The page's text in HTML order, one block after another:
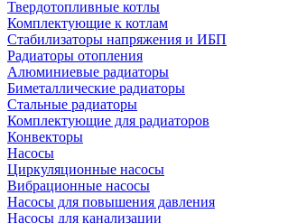
Твердотопливные котлы
Комплектующие к котлам
Стабилизаторы напряжения и ИБП
Радиаторы отопления
Алюминиевые радиаторы
Биметаллические радиаторы
Стальные радиаторы
Комплектующие для радиаторов
Конвекторы
Насосы
Циркуляционные насосы
Вибрационные насосы
Насосы для повышения давления
Насосы для канализации